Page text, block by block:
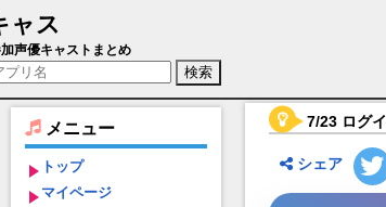
ャス
声優：高田憂希)【御城プロジェクト：RE
声優キャストまとめ
メニュー
トップ
マイページ
7/23 ログ
シェア